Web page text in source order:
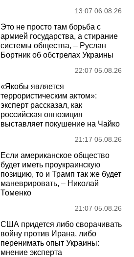
13:07 06.08.26
Это не просто там борьба с
армией государства, а стирание
системы общества, – Руслан
Бортник об обстрелах Украины
22:07 05.08.26
«Якобы является
террористическим актом»:
эксперт рассказал, как
российская оппозиция
выставляет покушение на Чайко
21:17 05.08.26
Если американское общество
будет иметь проукраинскую
позицию, то и Трамп так же будет
маневрировать, – Николай
Томенко
21:07 05.08.26
США придется либо сворачивать
войну против Ирана, либо
перенимать опыт Украины:
мнение эксперта